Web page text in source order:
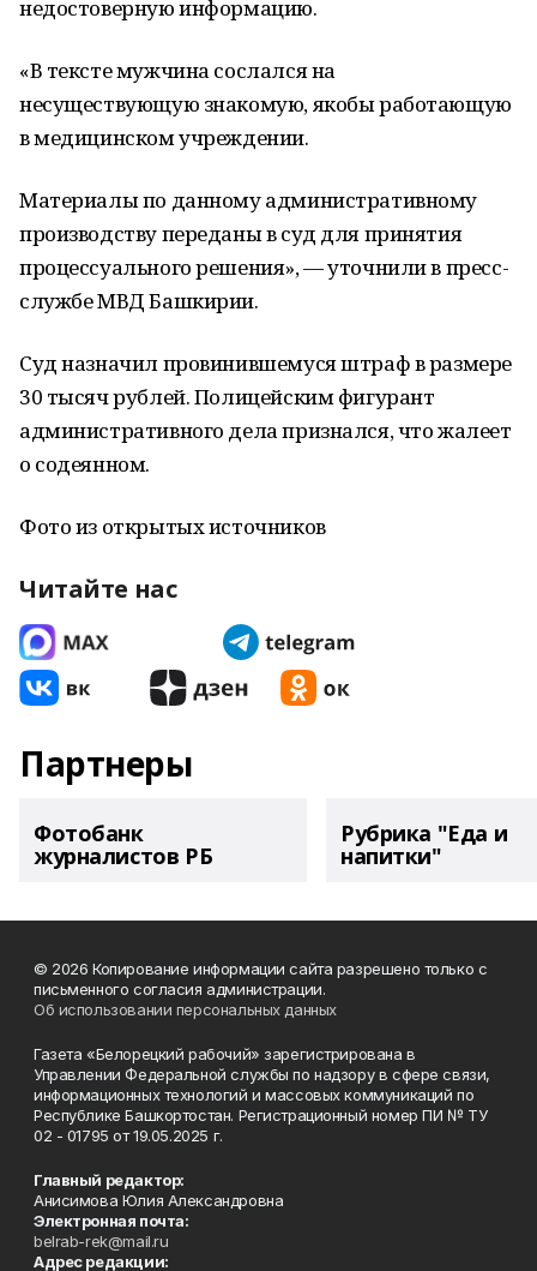
недостоверную информацию.
«В тексте мужчина сослался на
несуществующую знакомую, якобы работающую
в медицинском учреждении.
Материалы по данному административному
производству переданы в суд для принятия
процессуального решения», — уточнили в пресс-
службе МВД Башкирии.
Суд назначил провинившемуся штраф в размере
30 тысяч рублей. Полицейским фигурант
административного дела признался, что жалеет
о содеянном.
Фото из открытых источников
Читайте нас
Партнеры
Фотобанк
журналистов РБ
Рубрика "Еда и
напитки"
© 2026 Копирование информации сайта разрешено только с
письменного согласия администрации.
Об использовании персональных данных
Газета «Белорецкий рабочий» зарегистрирована в
Управлении Федеральной службы по надзору в сфере связи,
информационных технологий и массовых коммуникаций по
Республике Башкортостан. Регистрационный номер ПИ № ТУ
02 - 01795 от 19.05.2025 г.
Главный редактор:
Анисимова Юлия Александровна
Электронная почта:
belrab-rek@mail.ru
Адрес редакции: